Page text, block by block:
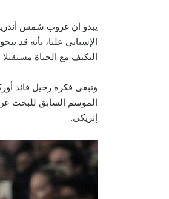
يبدو أن غروب شمس
الإسباني علنا، بأنه قد
التكيف مع الحياة
وتبقى فكرة رحيل قائد
الموسم السابق للبحث
إنريكي.